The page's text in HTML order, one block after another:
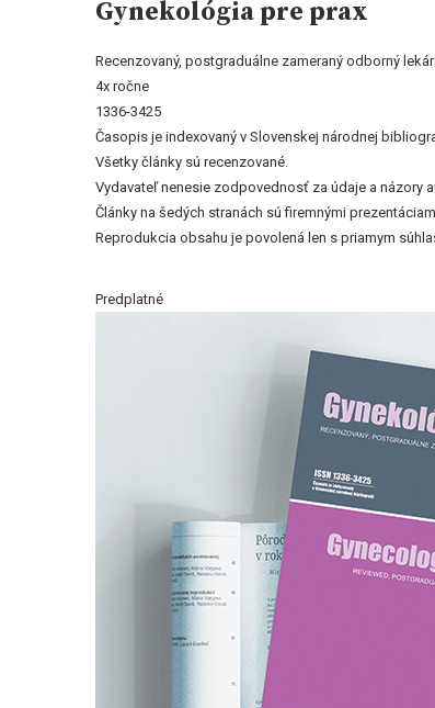
Gynekológia pre prax
Recenzovaný, postgraduálne zameraný odborný
4x ročne
1336-3425
Časopis je indexovaný v Slovenskej národnej
Všetky články sú recenzované.
Vydavateľ nenesie zodpovednosť za údaje a názory
Články na šedých stranách sú firemnými
Reprodukcia obsahu je povolená len s priamym
Predplatné